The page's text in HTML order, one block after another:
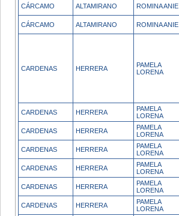
CÁRCAMO ALTAMIRANO ROMINA ANIE
CÁRCAMO ALTAMIRANO ROMINA ANIE
CARDENAS HERRERA
PAMELA
LORENA
CARDENAS HERRERA
PAMELA
LORENA
CARDENAS HERRERA
PAMELA
LORENA
CARDENAS HERRERA
PAMELA
LORENA
CARDENAS HERRERA
PAMELA
LORENA
CARDENAS HERRERA
PAMELA
LORENA
CARDENAS HERRERA
PAMELA
LORENA